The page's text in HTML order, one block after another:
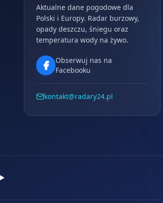
Aktualne dane pogodowe dla
Polski i Europy. Radar burzowy,
opady deszczu, śniegu oraz
temperatura wody na żywo.
Obserwuj nas na
Facebooku
kontakt@radary24.pl